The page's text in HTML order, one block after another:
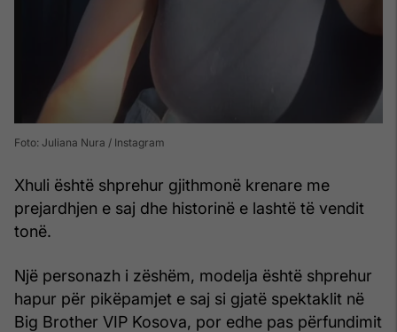
Foto: Juliana Nura / Instagram
Xhuli është shprehur gjithmonë krenare me
prejardhjen e saj dhe historinë e lashtë të vendit
tonë.
Një personazh i zëshëm, modelja është shprehur
hapur për pikëpamjet e saj si gjatë spektaklit në
Big Brother VIP Kosova, por edhe pas përfundimit